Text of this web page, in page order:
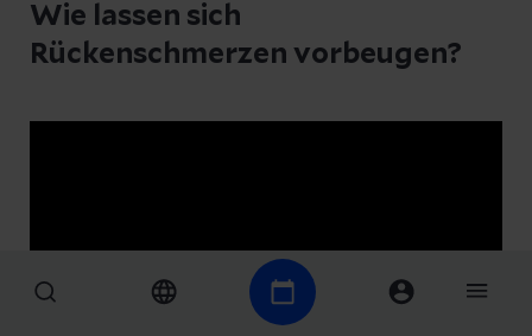
Wie lassen sich
Rückenschmerzen vorbeugen?
Prävention von Rückenschmerzen